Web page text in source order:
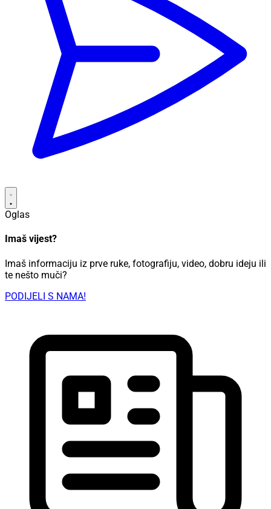
Oglas
Imaš vijest?
Imaš informaciju iz prve ruke, fotografiju, video, dobru ideju ili
te nešto muči?
PODIJELI S NAMA!